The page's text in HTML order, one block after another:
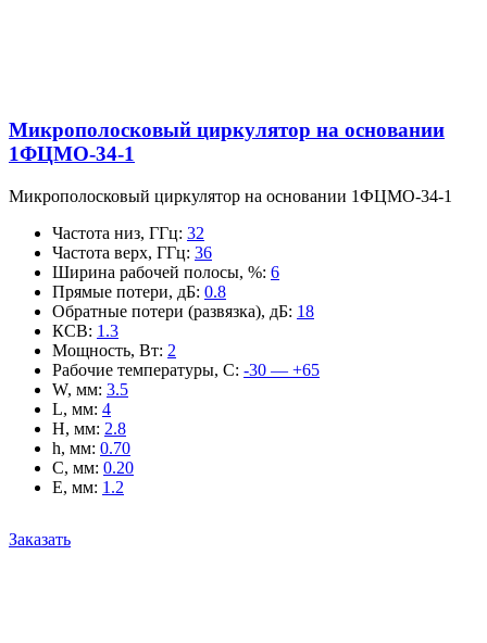
Микрополосковый циркулятор на основании
1ФЦМО-34-1
Микрополосковый циркулятор на основании 1ФЦМО-34-1
Частота низ, ГГц: 32
Частота верх, ГГц: 36
Ширина рабочей полосы, %: 6
Прямые потери, дБ: 0.8
Обратные потери (развязка), дБ: 18
КСВ: 1.3
Мощность, Вт: 2
Рабочие температуры, С: -30 — +65
W, мм: 3.5
L, мм: 4
H, мм: 2.8
h, мм: 0.70
C, мм: 0.20
E, мм: 1.2
Заказать